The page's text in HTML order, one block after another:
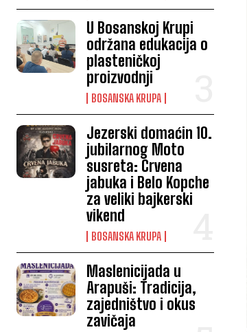
U Bosanskoj Krupi
održana edukacija o
plasteničkoj
proizvodnji
BOSANSKA KRUPA
Jezerski domaćin 10.
jubilarnog Moto
susreta: Crvena
jabuka i Belo Kopche
za veliki bajkerski
vikend
BOSANSKA KRUPA
Maslenicijada u
Arapuši: Tradicija,
zajedništvo i okus
zavičaja